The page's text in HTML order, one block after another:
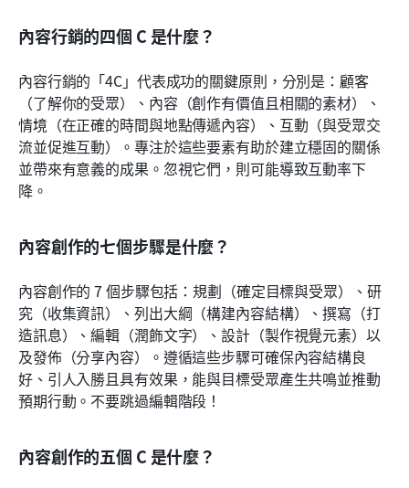
內容行銷的四個 C 是什麼？
內容行銷的「4C」代表成功的關鍵原則，分別是：顧客
（了解你的受眾）、內容（創作有價值且相關的素材）、
情境（在正確的時間與地點傳遞內容）、互動（與受眾交
流並促進互動）。專注於這些要素有助於建立穩固的關係
並帶來有意義的成果。忽視它們，則可能導致互動率下
降。
內容創作的七個步驟是什麼？
內容創作的 7 個步驟包括：規劃（確定目標與受眾）、研
究（收集資訊）、列出大綱（構建內容結構）、撰寫（打
造訊息）、編輯（潤飾文字）、設計（製作視覺元素）以
及發佈（分享內容）。遵循這些步驟可確保內容結構良
好、引人入勝且具有效果，能與目標受眾產生共鳴並推動
預期行動。不要跳過編輯階段！
內容創作的五個 C 是什麼？